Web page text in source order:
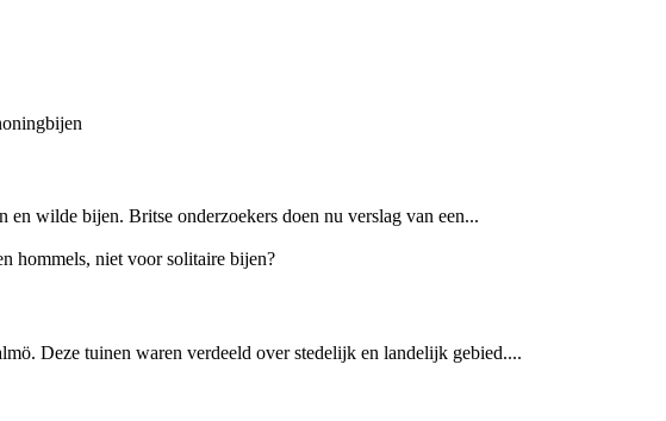
wilde bijen. Britse onderzoekers doen nu verslag van een...
Deze tuinen waren verdeeld over stedelijk en landelijk gebied....